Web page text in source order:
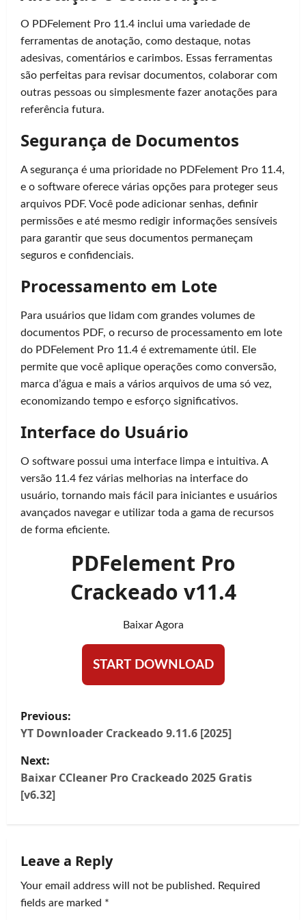
O PDFelement Pro 11.4 inclui uma variedade de
ferramentas de anotação, como destaque, notas
adesivas, comentários e carimbos. Essas ferramentas
são perfeitas para revisar documentos, colaborar com
outras pessoas ou simplesmente fazer anotações para
referência futura.
Segurança de Documentos
A segurança é uma prioridade no PDFelement Pro 11.4,
e o software oferece várias opções para proteger seus
arquivos PDF. Você pode adicionar senhas, definir
permissões e até mesmo redigir informações sensíveis
para garantir que seus documentos permaneçam
seguros e confidenciais.
Processamento em Lote
Para usuários que lidam com grandes volumes de
documentos PDF, o recurso de processamento em lote
do PDFelement Pro 11.4 é extremamente útil. Ele
permite que você aplique operações como conversão,
marca d’água e mais a vários arquivos de uma só vez,
economizando tempo e esforço significativos.
Interface do Usuário
O software possui uma interface limpa e intuitiva. A
versão 11.4 fez várias melhorias na interface do
usuário, tornando mais fácil para iniciantes e usuários
avançados navegar e utilizar toda a gama de recursos
de forma eficiente.
PDFelement Pro
Crackeado v11.4
Baixar Agora
START DOWNLOAD
P
o
s
t
a
v
i
Previous:
YT Downloader Crackeado 9.11.6 [2025]
Next:
Baixar CCleaner Pro Crackeado 2025 Gratis
[v6.32]
Leave a Reply
Your email address will not be published. Required
fields are marked *